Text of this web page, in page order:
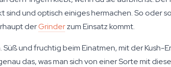
und optisch einiges hermachen. So oder
derGrinderzum Einsatz kommt.
Süß und fruchtig beim Einatmen, mit der
das, was man sich von einer Sorte mit